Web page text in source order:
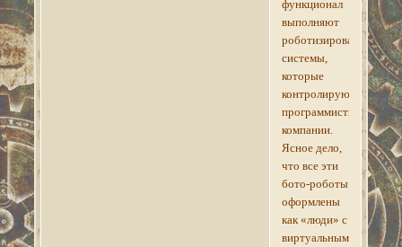
функционал
выполняют
роботизированные
системы,
которые
контролируют
программисты
компании.
Ясное дело,
что все эти
бото-роботы
оформлены
как «люди» с
виртуальным